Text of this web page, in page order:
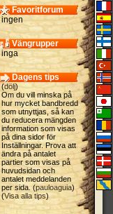
Favoritforum
ingen
Vängrupper
inga
Dagens tips
(dölj)
Om du vill minska på
hur mycket bandbredd
som utnyttjas, så kan
du reducera mängden
information som visas
på dina sidor för
Inställningar. Prova att
ändra på antalet
partier som visas på
huvudsidan och
antalet meddelanden
per sida. (pauloaguia)
(Visa alla tips)